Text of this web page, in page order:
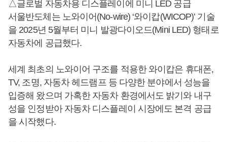
△글로벌 자동차용 디스플레이에 미니 LED 공급
서울반도체는 노와이어(No-wire) ‘와이캅(WICOP)’ 기술
을 2025년 5월부터 미니 발광다이오드(Mini LED) 형태로
자동차에 공급했다.
세계 최초의 노와이어 구조를 적용한 와이캅은 휴대폰,
TV, 조명, 자동차 헤드램프 등 다양한 분야에서 성능을
입증해 왔으며 가혹한 자동차 환경에서도 밝기와 내구
성을 인정받아 자동차 디스플레이 시장에도 본격 공급
을 시작했다.